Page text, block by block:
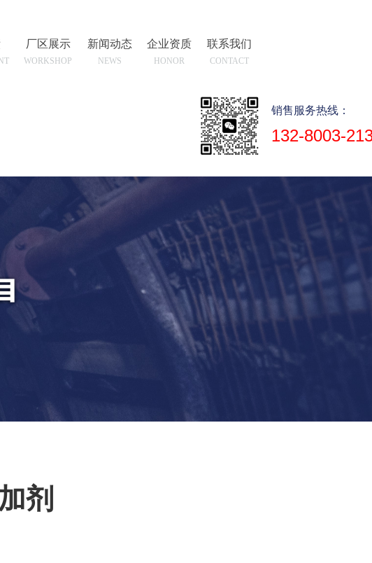
厂区展示
WORKSHOP
新闻动态
NEWS
企业资质
HONOR
联系我们
CONTACT
销售服务热线：
132-8003-
剂